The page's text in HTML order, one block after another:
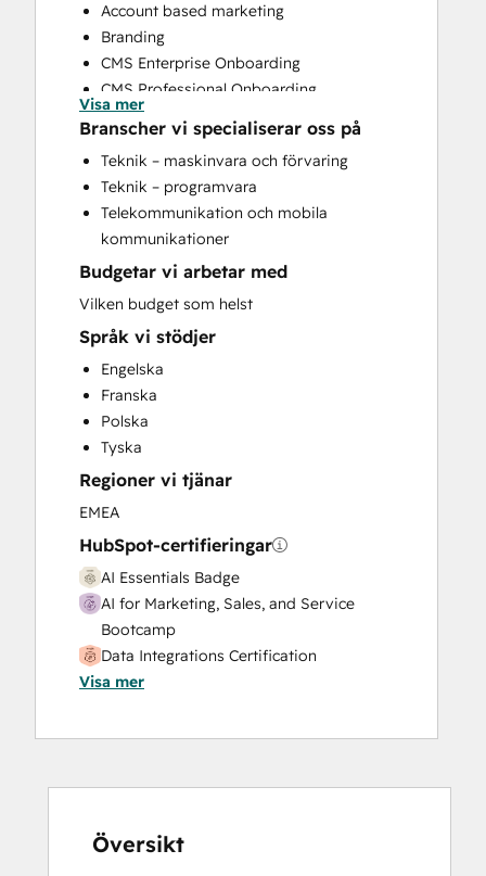
Account based marketing
Branding
CMS Enterprise Onboarding
CMS Professional Onboarding
Community Management
Content Creation
Conversational Marketing
CRM Implementation
CRM Migration
Custom API Integrations
Customer Marketing
Customer Survey and Analysis
Email Marketing
Full Inbound Marketing Services
HubSpot Onboarding
Marketing Hub Enterprise Onboarding
Marketing Hub Professional Onboarding
Paid Advertising
Programmable Automation
Public Relations
Sales and Marketing Alignment
Sales Coaching and Training
Sales Enablement
Sales Hub Enterprise Onboarding
Sales Hub Professional Onboarding
Search Engine Optimization
Service Hub Professional Onboarding
Video Production
Website Development
Visa mer
Branscher vi specialiserar oss på
Teknik – maskinvara och förvaring
Teknik – programvara
Telekommunikation och mobila
kommunikationer
Budgetar vi arbetar med
Vilken budget som helst
Språk vi stödjer
Engelska
Franska
Polska
Tyska
Regioner vi tjänar
EMEA
HubSpot-certifieringar
AI Essentials Badge
AI for Marketing, Sales, and Service
Bootcamp
Data Integrations Certification
HubSpot Marketing Hub Software
Revenue Operations
Solutions Architecture Foundations
Visa mer
Översikt